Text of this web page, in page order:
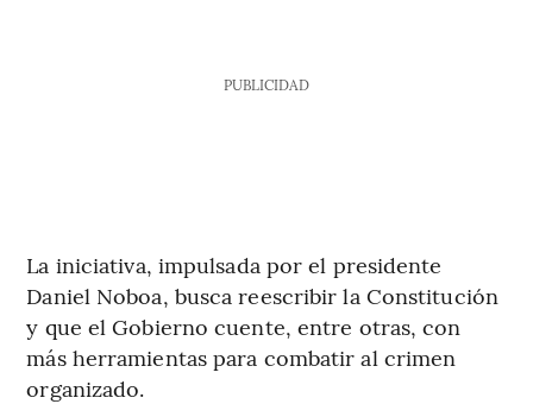
PUBLICIDAD
La iniciativa, impulsada por el presidente
Daniel Noboa, busca reescribir la Constitución
y que el Gobierno cuente, entre otras, con
más herramientas para combatir al crimen
organizado.